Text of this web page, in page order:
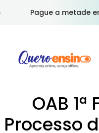
Pague a metade
OAB
Processo